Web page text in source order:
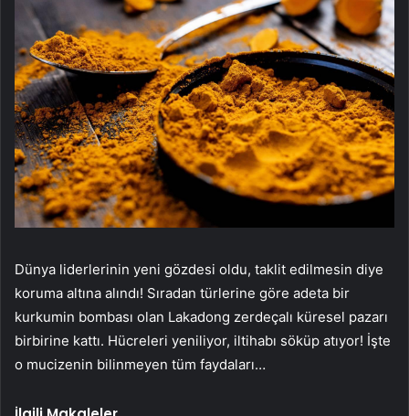
Dünya liderlerinin yeni gözdesi oldu, taklit edilmesin diye
koruma altına alındı! Sıradan türlerine göre adeta bir
kurkumin bombası olan Lakadong zerdeçalı küresel pazarı
birbirine kattı. Hücreleri yeniliyor, iltihabı söküp atıyor! İşte
o mucizenin bilinmeyen tüm faydaları…